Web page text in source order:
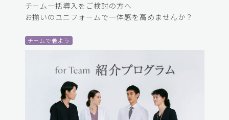
チーム一括導入をご検討の方へ
お揃いのユニフォームで一体感を高めませんか？
チームで着よう